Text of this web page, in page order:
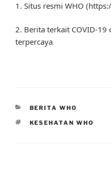
1. Situs resmi WHO
2. Berita terkait COVID-
terpercaya
CATEGORIES
BERITA WHO
TAGS
KESEHATAN WHO